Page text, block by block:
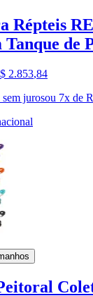
Répteis
Tanque de
2.853,84
jurosou 7x de